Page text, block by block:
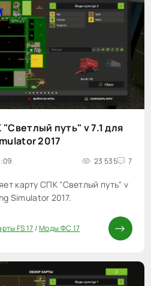
путь" v 7.1 для
2017
23 535 7
карту СПК "Светлый путь" v
Simulator 2017.
FS 17/Моды ФС 17
40